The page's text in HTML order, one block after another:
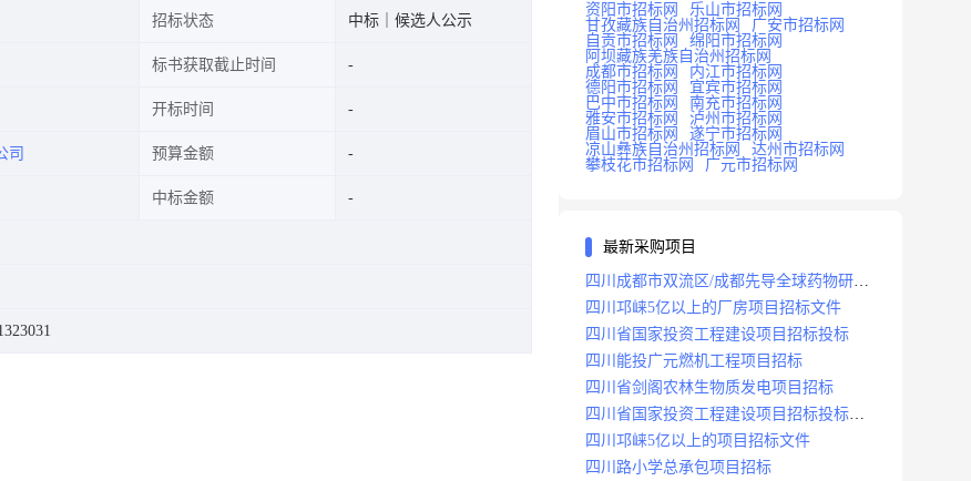
招标状态 中标｜候选人公示
标书获取截止时间
开标时间
司 预算金额
中标金额
资阳市招标网
乐山市招标网
甘孜藏族自治州招标网
广安市招标网
自贡市招标网
绵阳市招标网
阿坝藏族羌族自治州招标网
成都市招标网
内江市招标网
德阳市招标网
宜宾市招标网
巴中市招标网
南充市招标网
雅安市招标网
泸州市招标网
眉山市招标网
遂宁市招标网
凉山彝族自治州招标网
达州市招标网
攀枝花市招标网
广元市招标网
最新采购项目
四川成都市双流区/成都先导全球药物研发
生产基地(一期)(dj)项目招标标段
四川邛崃5亿以上的厂房项目招标文件
四川省国家投资工程建设项目招标投标
四川能投广元燃机工程项目招标
四川省剑阁农林生物质发电项目招标
四川省国家投资工程建设项目招标投标
2008年版
四川邛崃5亿以上的项目招标文件
四川路小学总承包项目招标